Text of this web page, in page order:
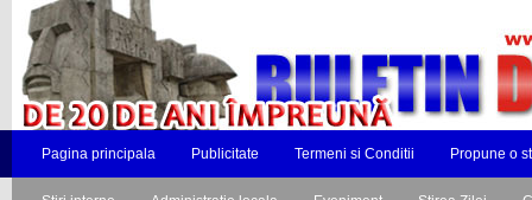
Pagina principala Publicitate Termeni si Conditii Propune o